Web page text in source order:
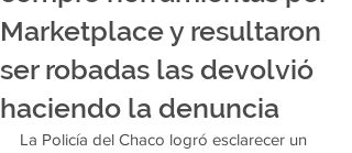
Marketplace y resultaron
ser robadas las devolvió
haciendo la denuncia
La Policía del Chaco logró esclarecer un